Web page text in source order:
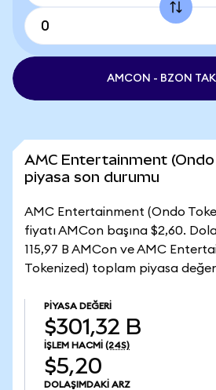
AMCON - BZON
AMC Entertainment
piyasa son durumu
AMC Entertainment (Ondo
fiyatı AMCon başına $2,60.
115,97 B AMCon ve AMC
Tokenized) toplam piyasa değeri
PIYASA DEĞERI
$301,32 B
İŞLEM HACMI (24S)
$5,20
DOLAŞIMDAKI ARZ